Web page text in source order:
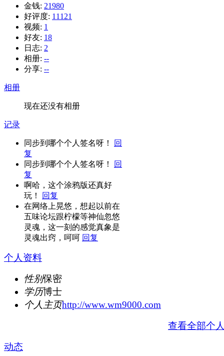
金钱: 21980
好评度: 11121
视频: 1
好友: 18
日志: 2
相册: --
分享: --
相册
现在还没有相册
记录
同步到哪个个人签名呀！
回
复
同步到哪个个人签名呀！
回
复
啊哈，这个涂鸦版还真好
玩！
回复
在网络上晃悠，想起以前在
五味论坛跟柠檬等神仙忽悠
灵魂，这一刻的感觉真象是
灵魂出窍，呵呵 回复
个人资料
性别保密
学历博士
个人主页http://www.wm9000.com
查看全部个
动态